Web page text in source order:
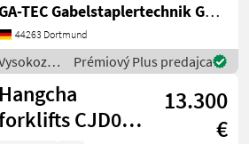
Ventil - Vollkabine -
-
vorne -
GA-TEC Gabelstaplertechnik GmbH
44263 Dortmund
a
skladová
/
Hangcha
Prémiový Plus predajca
Hangcha
CJD02-
13.300
€